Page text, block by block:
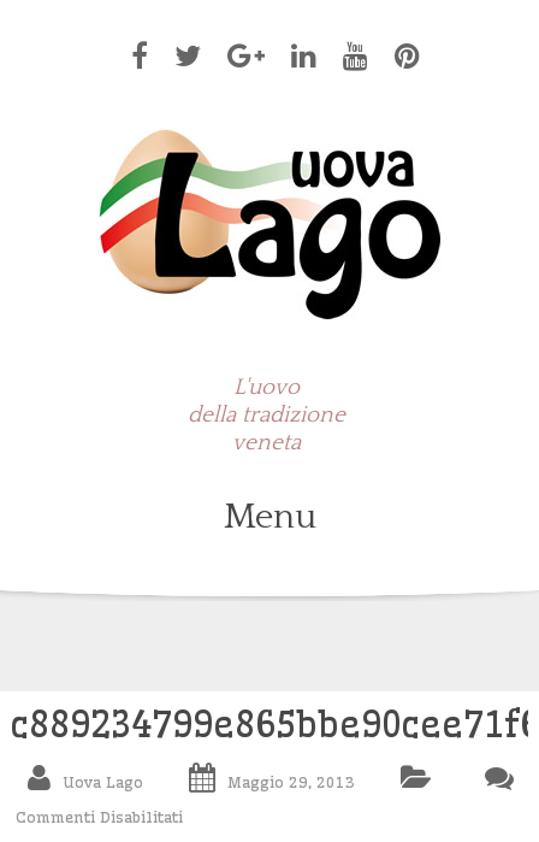
L'uovo
della tradizione
veneta
Menu
Skip
Uova Lago
Maggio 29, 2013
Commenti Disabilitati